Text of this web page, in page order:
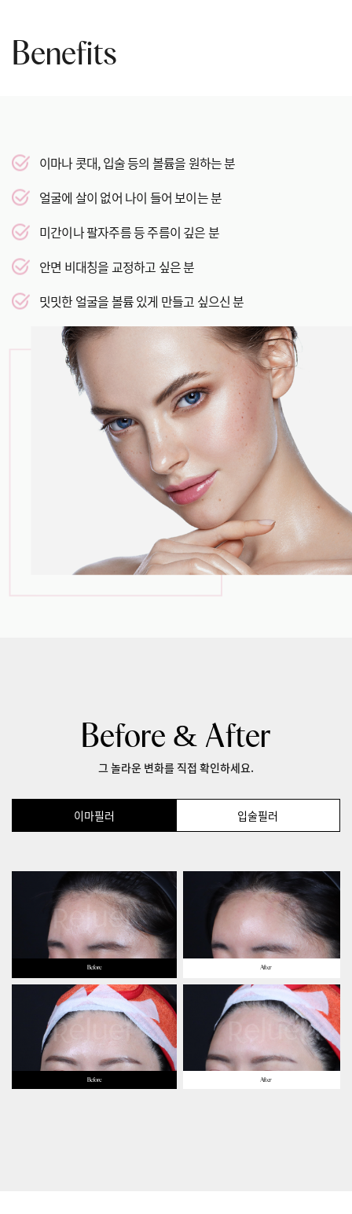
Benefits
이마나 콧대, 입술 등의 볼륨을 원하는 분
얼굴에 살이 없어 나이 들어 보이는 분
미간이나 팔자주름 등 주름이 깊은 분
안면 비대칭을 교정하고 싶은 분
밋밋한 얼굴을 볼륨 있게 만들고 싶으신 분
Before & After
그 놀라운 변화를 직접 확인하세요.
이마필러 입술필러
Before After
Before After